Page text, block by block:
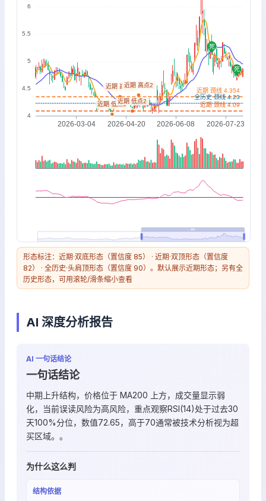
形态标注：近期·双底形态（置信度 85） · 近期·双顶形态（置信度
82） · 全历史·头肩顶形态（置信度 90）。默认展示近期形态；另有全
历史形态，可用滚轮/滑条缩小查看
AI 深度分析报告
AI 一句话结论
一句话结论
中期上升结构，价格位于 MA200 上方，成交量显示弱
化，当前误读风险为高风险，重点观察RSI(14)处于过去30
天100%分位，数值72.65，高于70通常被技术分析视为超
买区域。。
为什么这么判
结构依据